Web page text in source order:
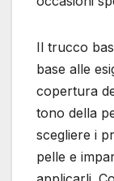
Il trucco
base alle
copertura
tono della
scegliere i
pelle e